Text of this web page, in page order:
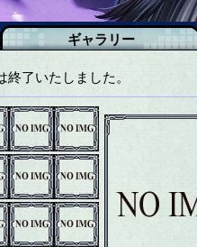
ギャラリー
了いたしました。